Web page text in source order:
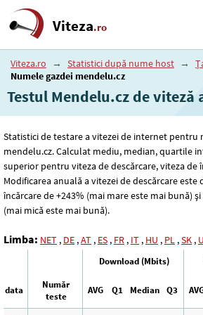
Viteza.ro
Viteza.ro → Statistici după nume host →
Numele gazdei mendelu.cz
Testul Mendelu.cz de
Statistici de testare a vitezei de internet pentru
mendelu.cz. Calculat mediu, median, quartile
superior pentru viteza de descărcare, viteza de
Modificarea anuală a vitezei de descărcare este
încărcare de +243% (mai mare este mai bună)
(mai mică este mai bună).
Limba: NET , DE ,AT , ES , FR , IT , HU , PL ,SK ,
Download (Mbits)
data
Număr
teste
AVG Q1 Median Q3